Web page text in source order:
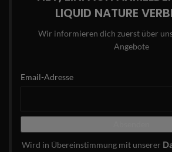
LIQUID NATURE
Wir informieren dich zuerst über
Angebote
Email-Adresse
Wird in Übereinstimmung mit unserer